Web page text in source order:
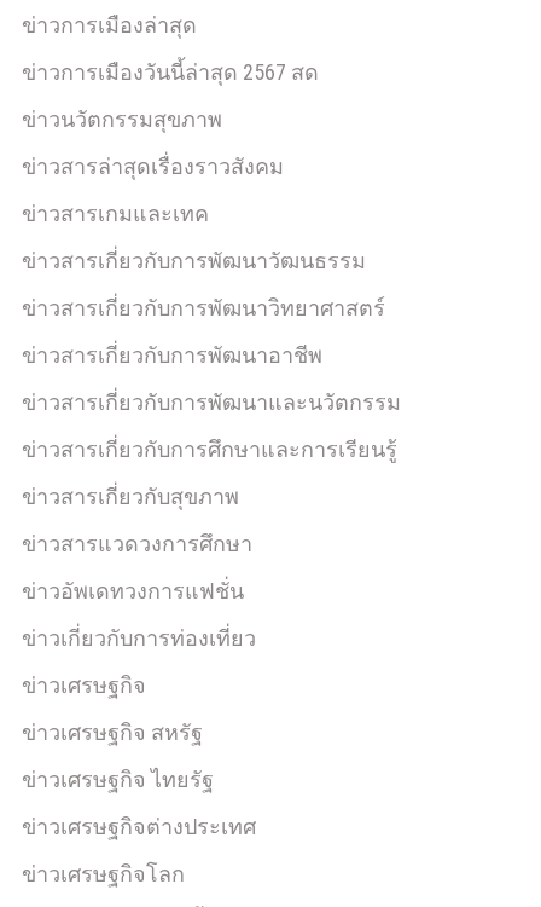
ข่าวการเมืองล่าสุด
ข่าวการเมืองวันนี้ล่าสุด 2567 สด
ข่าวนวัตกรรมสุขภาพ
ข่าวสารล่าสุดเรื่องราวสังคม
ข่าวสารเกมและเทค
ข่าวสารเกี่ยวกับการพัฒนาวัฒนธรรม
ข่าวสารเกี่ยวกับการพัฒนาวิทยาศาสตร์
ข่าวสารเกี่ยวกับการพัฒนาอาชีพ
ข่าวสารเกี่ยวกับการพัฒนาและนวัตกรรม
ข่าวสารเกี่ยวกับการศึกษาและการเรียนรู้
ข่าวสารเกี่ยวกับสุขภาพ
ข่าวสารแวดวงการศึกษา
ข่าวอัพเดทวงการแฟชั่น
ข่าวเกี่ยวกับการท่องเที่ยว
ข่าวเศรษฐกิจ
ข่าวเศรษฐกิจ สหรัฐ
ข่าวเศรษฐกิจ ไทยรัฐ
ข่าวเศรษฐกิจต่างประเทศ
ข่าวเศรษฐกิจโลก